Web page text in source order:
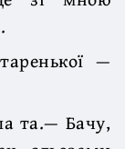
—
та.— Бачу,